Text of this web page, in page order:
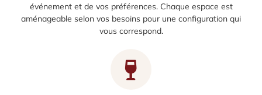
événement et de vos préférences. Chaque espace est
aménageable selon vos besoins pour une configuration qui
vous correspond.